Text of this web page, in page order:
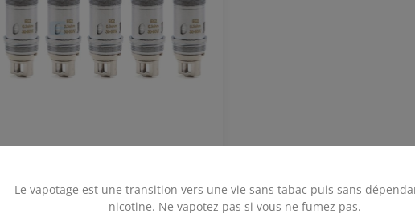
Le vapotage est une transition vers une vie sans tabac puis sans
nicotine. Ne vapotez pas si vous ne fumez pas.
Melo 1, 2, 3, 3 Mini, 4, 5, Melo Ice,